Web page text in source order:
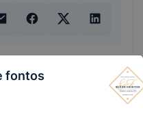
fontos